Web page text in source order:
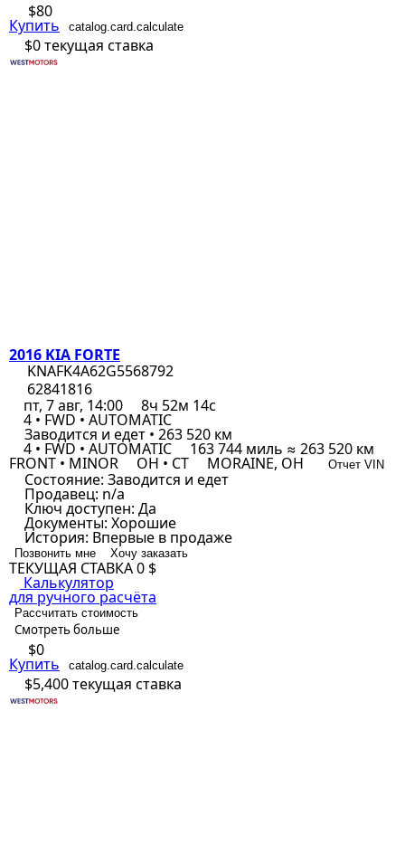
$80
Купить catalog.card.calculate
$0текущая ставка
2016 KIA FORTE
KNAFK4A62G5568792
62841816
пт, 7 авг, 14:00
8ч 52м 14с
4 • FWD • AUTOMATIC
Заводится и едет • 263 520 км
4 • FWD • AUTOMATIC 163 744 миль ≈ 263 520 км
FRONT • MINOR OH • CT MORAINE, OH Отчет VIN
Состояние: Заводится и едет
Продавец: n/a
Ключ доступен: Да
Документы: Хорошие
История: Впервые в продаже
Позвонить мне Хочу заказать
ТЕКУЩАЯ СТАВКА0 $
Калькулятор
для ручного расчёта
Рассчитать стоимость
Смотреть больше
$0
Купить catalog.card.calculate
$5,400текущая ставка